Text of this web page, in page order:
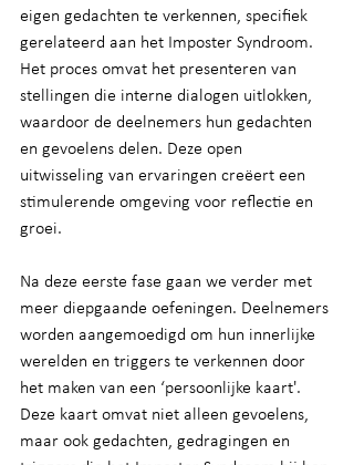
eigen gedachten te verkennen, specifiek
gerelateerd aan het Imposter Syndroom.
Het proces omvat het presenteren van
stellingen die interne dialogen uitlokken,
waardoor de deelnemers hun gedachten
en gevoelens delen. Deze open
uitwisseling van ervaringen creëert een
stimulerende omgeving voor reflectie en
groei.
Na deze eerste fase gaan we verder met
meer diepgaande oefeningen. Deelnemers
worden aangemoedigd om hun innerlijke
werelden en triggers te verkennen door
het maken van een ‘persoonlijke kaart'.
Deze kaart omvat niet alleen gevoelens,
maar ook gedachten, gedragingen en